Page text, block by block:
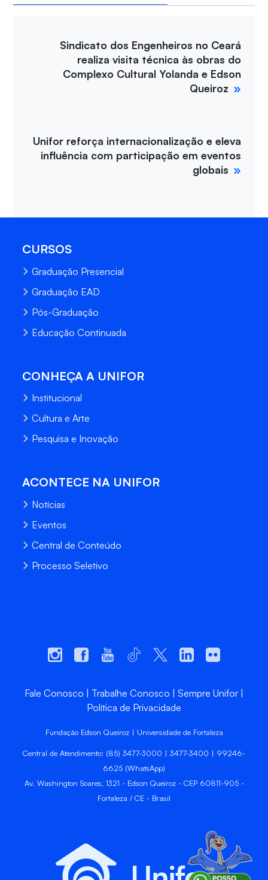
Sindicato dos Engenheiros no Ceará
realiza visita técnica às obras do
Complexo Cultural Yolanda e Edson
Queiroz
Unifor reforça internacionalização e eleva
influência com participação em eventos
globais
CURSOS
Graduação Presencial
Graduação EAD
Pós-Graduação
Educação Continuada
CONHEÇA A UNIFOR
Institucional
Cultura e Arte
Pesquisa e Inovação
ACONTECE NA UNIFOR
Notícias
Eventos
Central de Conteúdo
Processo Seletivo
Fale Conosco Trabalhe Conosco
Sempre Unifor
Política de Privacidade
Fundação Edson Queiroz | Universidade de Fortaleza
Central de Atendimento: (85) 3477-3000 | 3477-3400 | 99246-
6625 (WhatsApp)
Av. Washington Soares, 1321 - Edson Queiroz - CEP 60811-905 -
Fortaleza / CE - Brasil